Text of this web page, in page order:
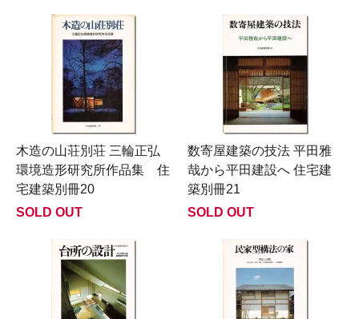
木造の山荘別荘 三輪正弘
環境造形研究所作品集 住
宅建築別冊20
SOLD OUT
数寄屋建築の技法 平田雅
哉から平田建設へ 住宅建
築別冊21
SOLD OUT